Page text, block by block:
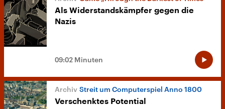
Als Widerstandskämpfer gegen die
Nazis
09:02 Minuten
Streit um Computerspiel Anno 1800
Verschenktes Potential